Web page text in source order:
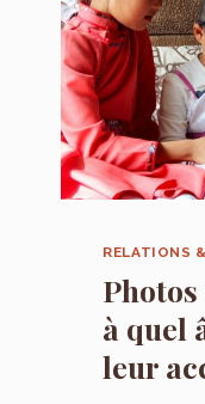
RELATIONS
à quel
leur